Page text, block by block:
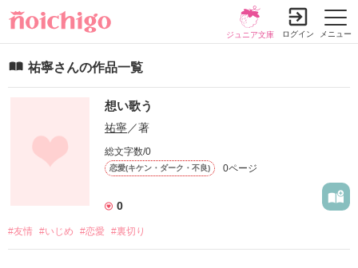
メニュー
ジュニア文庫 ログイン
祐寧さんの作品一覧
想い歌う
祐寧／著
総文字数/0
恋愛(キケン・ダーク・不良) 0ページ
0
#友情 #いじめ #恋愛 #裏切り